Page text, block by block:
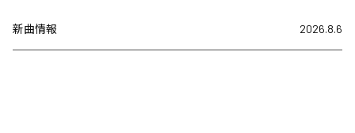
新曲情報 2026.8.6